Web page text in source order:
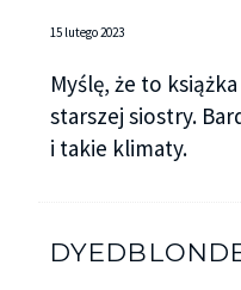
15 lutego 2023
Myślę, że to
starszej siostry.
i takie klimaty.